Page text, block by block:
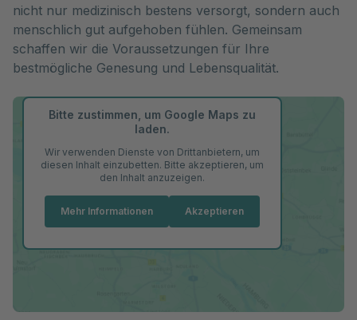
Bitte zustimmen, um Google Maps zu
laden.
Wir verwenden Dienste von Drittanbietern, um
diesen Inhalt einzubetten. Bitte akzeptieren, um
den Inhalt anzuzeigen.
Mehr Informationen Akzeptieren
nicht nur medizinisch bestens versorgt, sondern auch
menschlich gut aufgehoben fühlen. Gemeinsam
schaffen wir die Voraussetzungen für Ihre
bestmögliche Genesung und Lebensqualität.